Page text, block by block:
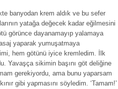
banyodan krem aldık ve bu sefer
yatağa değecek kadar eğilmesini
görünce dayanamayıp yalamaya
yaparak yumuşatmaya
hem götünü iyice kremledim. İlk
Yavaşça sikimin başını göt deliğine
gerekiyordu, ama bunu yaparsam
gibi yapmasını söyledim. ‘Tamam!’